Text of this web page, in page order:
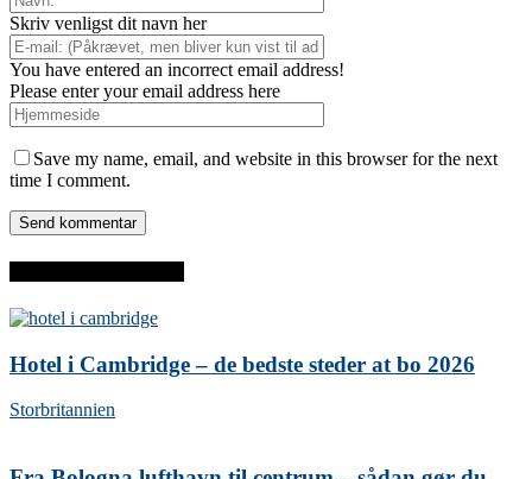
Skriv venligst dit navn her
You have entered an incorrect email address!
Please enter your email address here
Save my name, email, and website in this browser for the next
time I comment.
Hotel i Cambridge – de bedste steder at bo 2026
Storbritannien